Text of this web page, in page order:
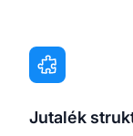
Jutalék